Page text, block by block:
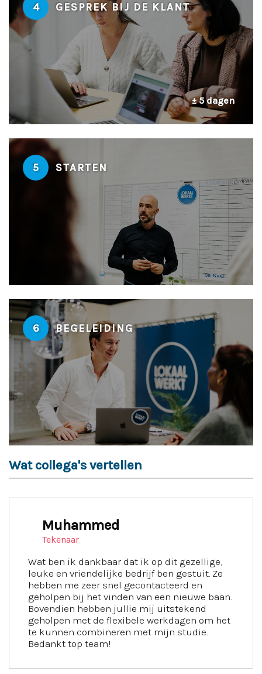
4 GESPREK BIJ DE KLANT
± 5 dagen
5 STARTEN
6 BEGELEIDING
Wat collega's vertellen
Muhammed
Tekenaar
Wat ben ik dankbaar dat ik op dit gezellige,
leuke en vriendelijke bedrijf ben gestuit. Ze
hebben me zeer snel gecontacteerd en
geholpen bij het vinden van een nieuwe baan.
Bovendien hebben jullie mij uitstekend
geholpen met de flexibele werkdagen om het
te kunnen combineren met mijn studie.
Bedankt top team!